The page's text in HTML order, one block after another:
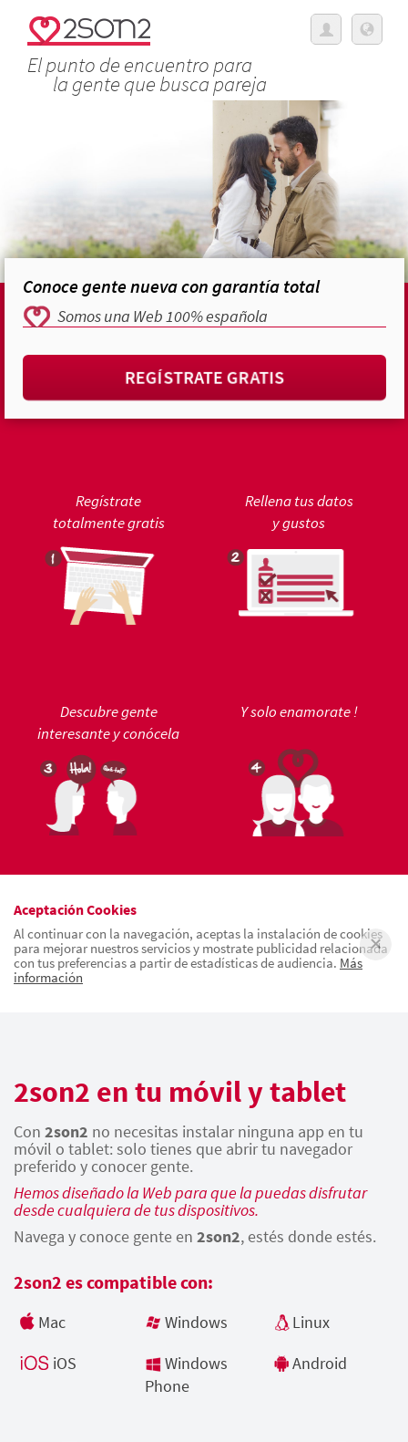
El punto de encuentro para
la gente que busca pareja
Conoce gente nueva con garantía total
Somos una Web 100% española
REGÍSTRATE GRATIS
Regístrate
totalmente gratis
Rellena tus datos
y gustos
Descubre gente
interesante y conócela
Y solo enamorate !
Aceptación Cookies
Al continuar con la navegación, aceptas la instalación de cookies
para mejorar nuestros servicios y mostrate publicidad relacionada
con tus preferencias a partir de estadísticas de audiencia. Más
información
2son2 en tu móvil y tablet
Con 2son2 no necesitas instalar ninguna app en tu
móvil o tablet: solo tienes que abrir tu navegador
preferido y conocer gente.
Hemos diseñado la Web para que la puedas disfrutar
desde cualquiera de tus dispositivos.
Navega y conoce gente en 2son2, estés donde estés.
2son2 es compatible con:
Mac Windows
Linux
iOS
Windows
Phone
Android